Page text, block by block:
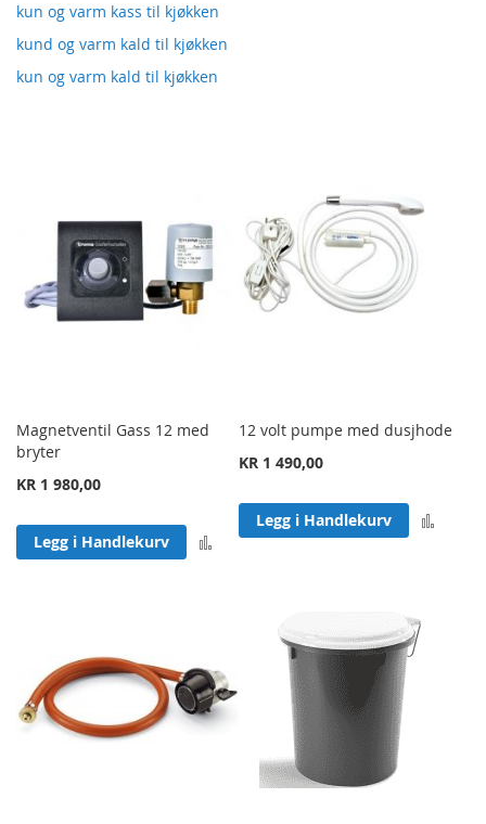
kun og varm kass til kjøkken
kund og varm kald til kjøkken
kun og varm kald til kjøkken
Magnetventil Gass 12 med
bryter
KR 1 980,00
Legg i Handlekurv Legg til sammenligning
12 volt pumpe med dusjhode
KR 1 490,00
Legg i Handlekurv